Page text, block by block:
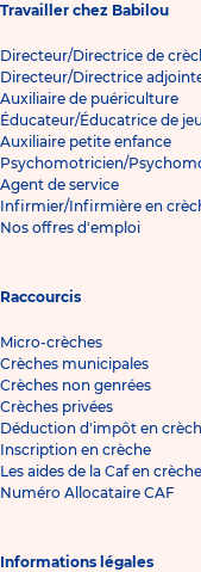
Travailler chez Babilou
Directeur/Directrice de
Directeur/Directrice
Auxiliaire de puériculture
Éducateur/Éducatrice de
Auxiliaire petite enfance
Psychomotricien/
Agent de service
Infirmier/Infirmière en
Nos offres d'emploi
Raccourcis
Micro-crèches
Crèches municipales
Crèches non genrées
Crèches privées
Déduction d'impôt en
Inscription en crèche
Les aides de la Caf en crèche
Numéro Allocataire CAF
Informations légales